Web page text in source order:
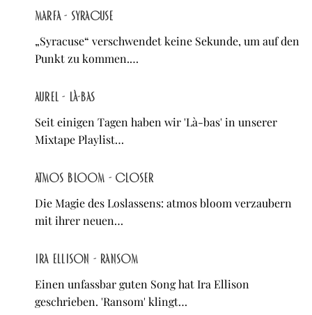
Marfa - Syracuse
„Syracuse“ verschwendet keine Sekunde, um auf den
Punkt zu kommen.…
Aurel - Là-bas
Seit einigen Tagen haben wir 'Là-bas' in unserer
Mixtape Playlist…
atmos bloom - Closer
Die Magie des Loslassens: atmos bloom verzaubern
mit ihrer neuen…
Ira Ellison - Ransom
Einen unfassbar guten Song hat Ira Ellison
geschrieben. 'Ransom' klingt…